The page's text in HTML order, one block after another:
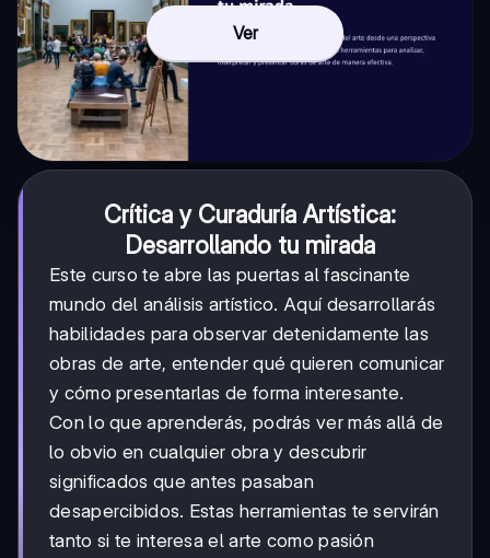
Ver
Crítica y Curaduría Artística:
Desarrollando tu mirada
Este curso te abre las puertas al fascinante
mundo del análisis artístico. Aquí desarrollarás
habilidades para observar detenidamente las
obras de arte, entender qué quieren comunicar
y cómo presentarlas de forma interesante.
Con lo que aprenderás, podrás ver más allá de
lo obvio en cualquier obra y descubrir
significados que antes pasaban
desapercibidos. Estas herramientas te servirán
tanto si te interesa el arte como pasión